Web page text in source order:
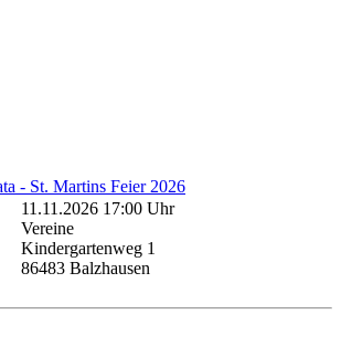
- St. Martins Feier 2026
11.11.2026 17:00 Uhr
Vereine
Kindergartenweg 1
86483 Balzhausen